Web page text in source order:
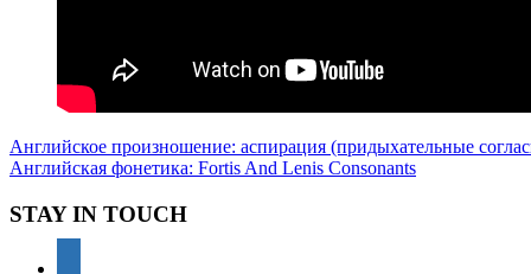
английская
траснкрипцияанглийский
произношениеговорить
Навигация
по
записям
Предыдущая
запись:
Английское произношение: аспирация (придыхательные
Следующая
Английская фонетика: Fortis And Lenis Consonants
STAY IN TOUCH